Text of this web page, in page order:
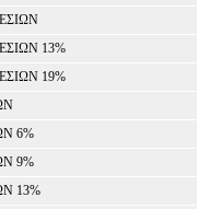
13%
19%
6%
9%
13%